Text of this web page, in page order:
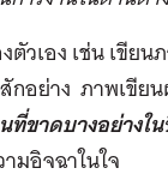
วเอง เช่น เขี
กอย่าง ภาพเขี
ที่ขาดบางอย่างใ
มอิจฉาในใจ